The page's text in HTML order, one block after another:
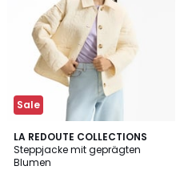
Sale
LA REDOUTE COLLECTIONS
Steppjacke mit geprägten
Blumen
3
/
5
2
Farben